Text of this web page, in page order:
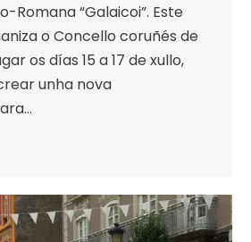
Romana “Galaicoi”. Este
o Concello coruñés de
os días 15 a 17 de xullo,
unha nova